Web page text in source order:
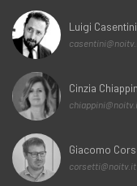
Luigi Casentini
Cinzia
Giacomo
corsetti@noitv.it